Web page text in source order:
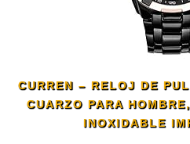
CURREN – RELOJ DE
CUARZO PARA
INOXIDABLE